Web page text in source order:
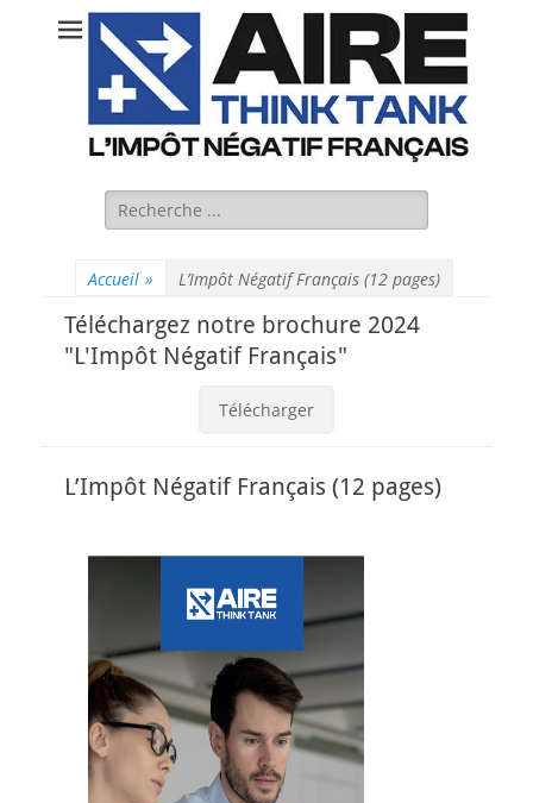
Rechercher :
Accueil » L’Impôt Négatif Français (12 pages)
Téléchargez notre brochure 2024
"L'Impôt Négatif Français"
Télécharger
L’Impôt Négatif Français (12 pages)